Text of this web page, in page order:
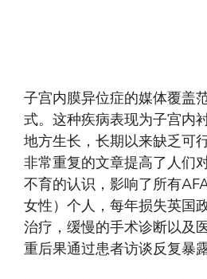
子宫内膜异位症的媒体覆盖
式。这种疾病表现为子宫内
地方生长，长期以来缺乏可
非常重复的文章提高了人们
不育的认识，影响了所有
女性）个人，每年损失英国
治疗，缓慢的手术诊断以及
重后果通过患者访谈反复暴露